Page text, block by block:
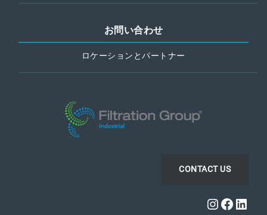
お問い合わせ
ロケーションとパートナー
CONTACT US